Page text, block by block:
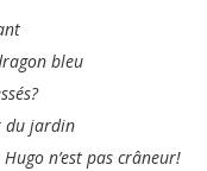
bleu
du jardin
Hugo n’est pas crâneur!